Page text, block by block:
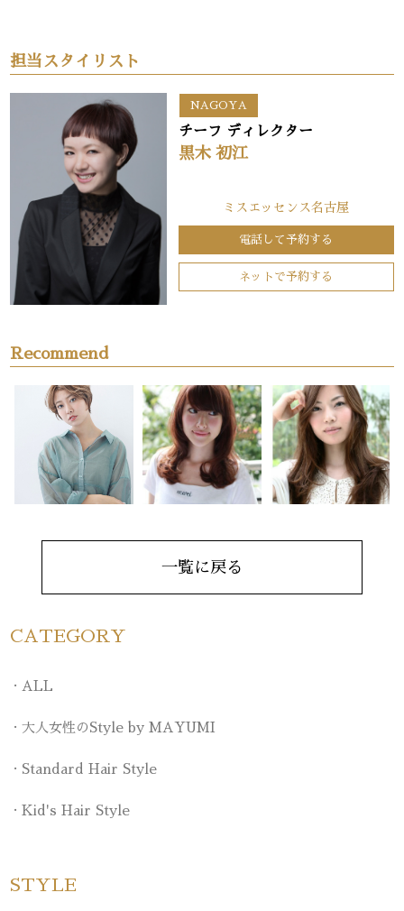
担当スタイリスト
NAGOYA
チーフ ディレクター
黒木 初江
ミスエッセンス名古屋
電話して予約する
ネットで予約する
Recommend
一覧に戻る
CATEGORY
ALL
大人女性のStyle by MAYUMI
Standard Hair Style
Kid's Hair Style
STYLE